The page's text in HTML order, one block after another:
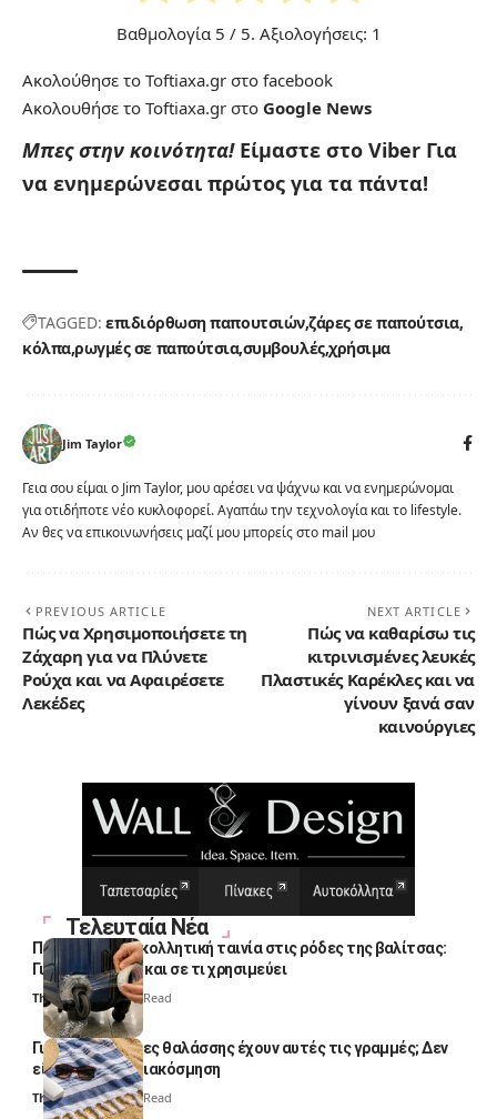
Βαθμολογία 5 / 5. Αξιολογήσεις: 1
Ακολούθησε το Toftiaxa.gr στο facebook
Ακολουθήσε το Toftiaxa.gr στο Google News
Μπες στην κοινότητα! Είμαστε στο Viber Για
να ενημερώνεσαι πρώτος για τα πάντα!
TAGGED: επιδιόρθωση παπουτσιώνζάρες σε παπούτσια
κόλπαρωγμές σε παπούτσιασυμβουλέςχρήσιμα
Jim Taylor
Γεια σου είμαι ο Jim Taylor, μου αρέσει να ψάχνω και να ενημερώνομαι
για οτιδήποτε νέο κυκλοφορεί. Αγαπάω την τεχνολογία και το lifestyle.
Αν θες να επικοινωνήσεις μαζί μου μπορείς στο mail μου
PREVIOUS ARTICLE
Πώς να Χρησιμοποιήσετε τη
Ζάχαρη για να Πλύνετε
Ρούχα και να Αφαιρέσετε
Λεκέδες
NEXT ARTICLE
Πώς να καθαρίσω τις
κιτρινισμένες λευκές
Πλαστικές Καρέκλες και να
γίνουν ξανά σαν
καινούργιες
Τελευταία Νέα
Πολλοί βάζουν κολλητική ταινία στις ρόδες της βαλίτσας:
Γιατί το κάνουν και σε τι χρησιμεύει
Thali Ombre 4 Min Read
Γιατί οι πετσέτες θαλάσσης έχουν αυτές τις γραμμές; Δεν
είναι μόνο για διακόσμηση
Thali Ombre5 Min Read